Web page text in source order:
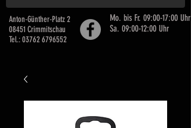
Anton-Günther-Platz 2
08451 Crimmitschau
Tel.:03762 6796552
Mo. bis Fr. 09:00-17:00 Uhr
Sa. 09:00-12:00 Uhr